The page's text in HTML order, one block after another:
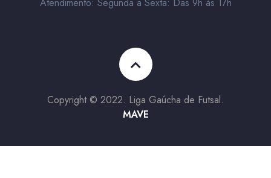
Copyright © 2022. Liga Gaúcha de Futsal.
MAVE